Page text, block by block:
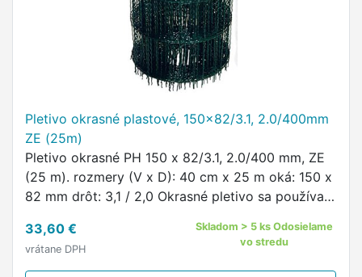
Pletivo okrasné plastové, 150x82/3.1, 2.0/400mm
ZE (25m)
Pletivo okrasné PH 150 x 82/3.1, 2.0/400 mm, ZE
(25 m). rozmery (V x D): 40 cm x 25 m oká: 150 x
82 mm drôt: 3,1 / 2,0 Okrasné pletivo sa používa
záhradiek.
33,60 €
vrátane DPH
Skladom > 5 ks Odosielame
vo stredu